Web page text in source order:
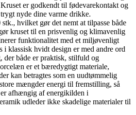
Kruset er godkendt til fødevarekontakt og
nyde dine varme drikke.
hvilket gør det nemt at tilpasse både
kruset til en prisvenlig og klimavenlig
funktionalitet med et miljøvenligt
i klassisk hvidt design er med andre ord
der både er praktisk, stilfuld og
er et bæredygtigt materiale,
kan betragtes som en uudtømmelig
mængder energi til fremstilling, så
afhængig af energikilden i
udleder ikke skadelige materialer til